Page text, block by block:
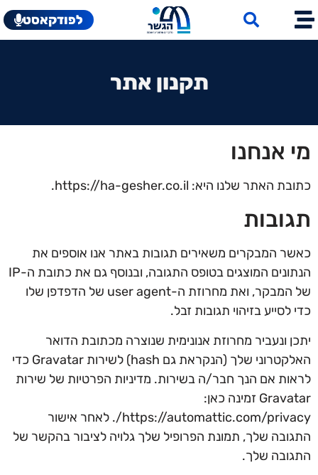
לפודקאסט
תקנון אתר
מי אנחנו
כתובת האתר שלנו היא: https://ha-gesher.co.il.
תגובות
כאשר המבקרים משאירים תגובות באתר אנו אוספים את
הנתונים המוצגים בטופס התגובה, ובנוסף גם את כתובת ה-IP
של המבקר, ואת מחרוזת ה-user agent של הדפדפן שלו
כדי לסייע בזיהוי תגובות זבל.
יתכן ונעביר מחרוזת אנונימית שנוצרה מכתובת הדואר
האלקטרוני שלך (הנקראת גם hash) לשירות Gravatar כדי
לראות אם הנך חבר/ה בשירות. מדיניות הפרטיות של שירות
Gravatar זמינה כאן:
https://automattic.com/privacy/. לאחר אישור
התגובה שלך, תמונת הפרופיל שלך גלויה לציבור בהקשר של
התגובה שלך.